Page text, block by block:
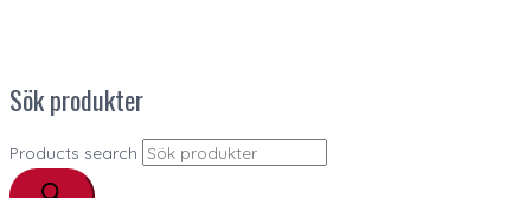
Sök produkter
Products search